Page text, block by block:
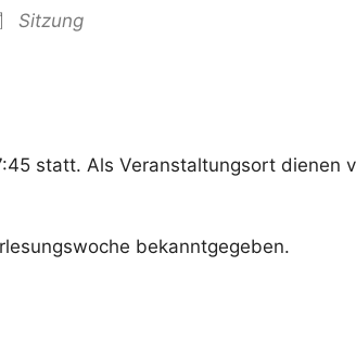
Sitzung
statt. Als Veranstaltungsort dienen
bekanntgegeben.